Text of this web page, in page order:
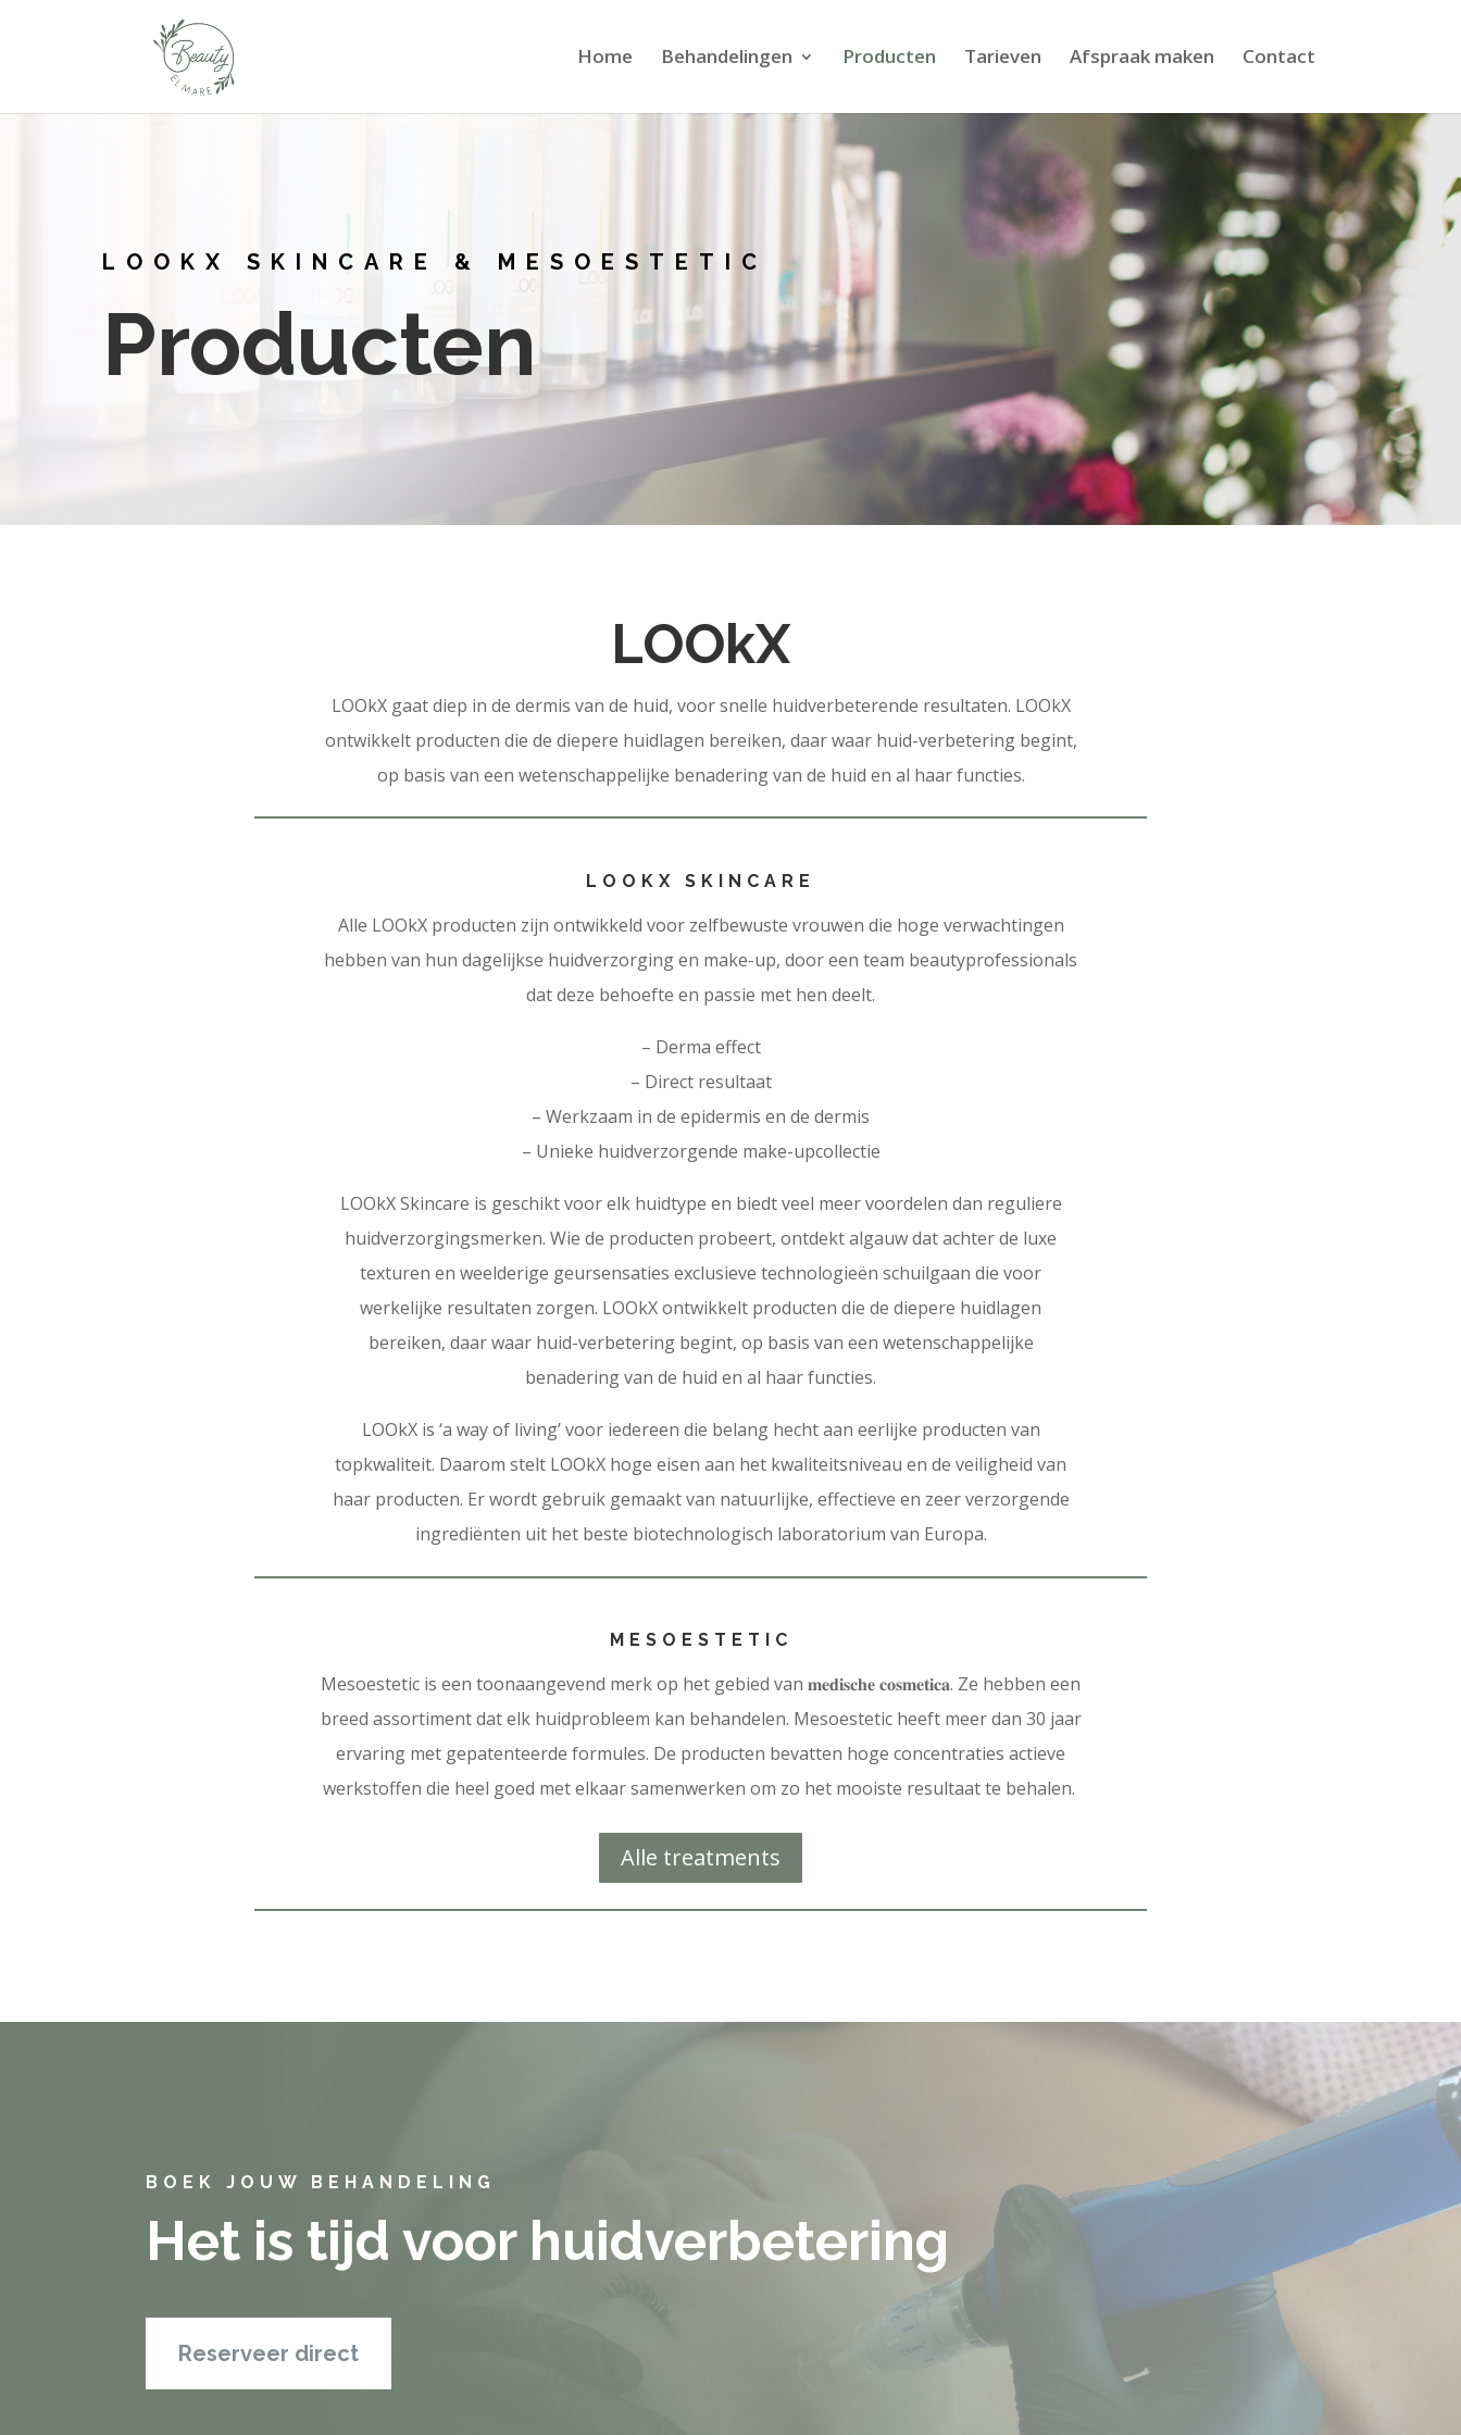
Home Behandelingen Producten Tarieven Afspraak maken Contact
LOOKX SKINCARE & MESOESTETIC
Producten
LOOkX
LOOkX gaat diep in de dermis van de huid, voor snelle huidverbeterende resultaten. LOOkX
ontwikkelt producten die de diepere huidlagen bereiken, daar waar huid-verbetering begint,
op basis van een wetenschappelijke benadering van de huid en al haar functies.
LOOKX SKINCARE
Alle LOOkX producten zijn ontwikkeld voor zelfbewuste vrouwen die hoge verwachtingen
hebben van hun dagelijkse huidverzorging en make-up, door een team beautyprofessionals
dat deze behoefte en passie met hen deelt.
– Derma effect
– Direct resultaat
– Werkzaam in de epidermis en de dermis
– Unieke huidverzorgende make-upcollectie
LOOkX Skincare is geschikt voor elk huidtype en biedt veel meer voordelen dan reguliere
huidverzorgingsmerken. Wie de producten probeert, ontdekt algauw dat achter de luxe
texturen en weelderige geursensaties exclusieve technologieën schuilgaan die voor
werkelijke resultaten zorgen. LOOkX ontwikkelt producten die de diepere huidlagen
bereiken, daar waar huid-verbetering begint, op basis van een wetenschappelijke
benadering van de huid en al haar functies.
LOOkX is ‘a way of living’ voor iedereen die belang hecht aan eerlijke producten van
topkwaliteit. Daarom stelt LOOkX hoge eisen aan het kwaliteitsniveau en de veiligheid van
haar producten. Er wordt gebruik gemaakt van natuurlijke, effectieve en zeer verzorgende
ingrediënten uit het beste biotechnologisch laboratorium van Europa.
MESOESTETIC
Mesoestetic is een toonaangevend merk op het gebied van 𝐦𝐞𝐝𝐢𝐬𝐜𝐡𝐞 𝐜𝐨𝐬𝐦𝐞𝐭𝐢𝐜𝐚. Ze hebben een
breed assortiment dat elk huidprobleem kan behandelen. Mesoestetic heeft meer dan 30 jaar
ervaring met gepatenteerde formules. De producten bevatten hoge concentraties actieve
werkstoffen die heel goed met elkaar samenwerken om zo het mooiste resultaat te behalen. ⁠
Alle treatments
BOEK JOUW BEHANDELING
Het is tijd voor huidverbetering
Reserveer direct